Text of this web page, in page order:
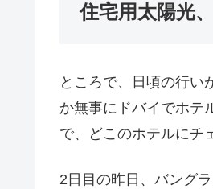
住宅用太陽光
ところで、日頃の行い
か無事にドバイでホテ
で、どこのホテルにチ
2日目の昨日、バング